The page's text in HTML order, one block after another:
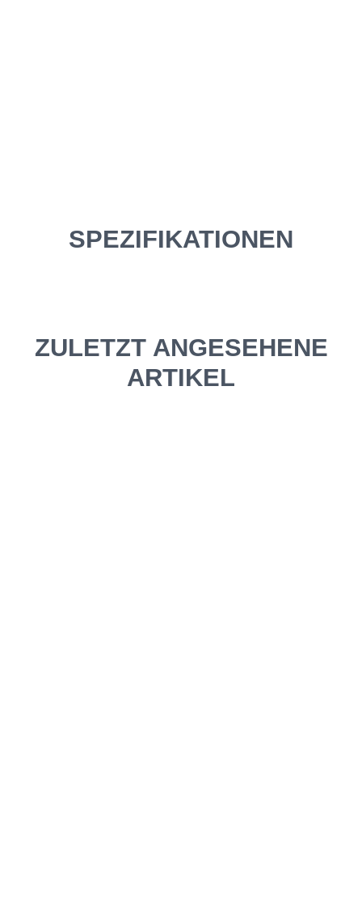
SPEZIFIKATIONEN
ZULETZT ANGESEHENE
ARTIKEL